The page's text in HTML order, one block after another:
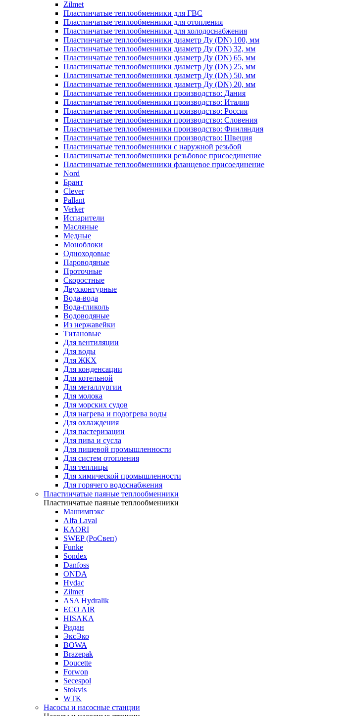
Zilmet
Пластинчатые теплообменники для ГВС
Пластинчатые теплообменники для отопления
Пластинчатые теплообменники для холодоснабжения
Пластинчатые теплообменники диаметр Ду (DN) 100, мм
Пластинчатые теплообменники диаметр Ду (DN) 32, мм
Пластинчатые теплообменники диаметр Ду (DN) 65, мм
Пластинчатые теплообменники диаметр Ду (DN) 25, мм
Пластинчатые теплообменники диаметр Ду (DN) 50, мм
Пластинчатые теплообменники диаметр Ду (DN) 20, мм
Пластинчатые теплообменники производство: Дания
Пластинчатые теплообменники производство: Италия
Пластинчатые теплообменники производство: Россия
Пластинчатые теплообменники производство: Словения
Пластинчатые теплообменники производство: Финляндия
Пластинчатые теплообменники производство: Швеция
Пластинчатые теплообменники с наружной резьбой
Пластинчатые теплообменники резьбовое присоединение
Пластинчатые теплообменники фланцевое присоединение
Nord
Брант
Clever
Pallant
Verker
Испарители
Масляные
Медные
Моноблоки
Одноходовые
Пароводяные
Проточные
Скоростные
Двухконтурные
Вода-вода
Вода-гликоль
Водоводяные
Из нержавейки
Титановые
Для вентиляции
Для воды
Для ЖКХ
Для конденсации
Для котельной
Для металлургии
Для молока
Для морских судов
Для нагрева и подогрева воды
Для охлаждения
Для пастеризации
Для пива и сусла
Для пищевой промышленности
Для систем отопления
Для теплицы
Для химической промышленности
Для горячего водоснабжения
Пластинчатые паяные теплообменники
Пластинчатые паяные теплообменники
Машимпэкс
Alfa Laval
KAORI
SWEP (РоСвеп)
Funke
Sondex
Danfoss
ONDA
Hydac
Zilmet
ASA Hydralik
ECO AIR
HISAKA
Ридан
ЭксЭко
BOWA
Brazepak
Doucette
Forwon
Secespol
Stokvis
WTK
Насосы и насосные станции